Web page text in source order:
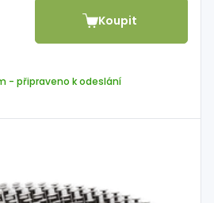
Koupit
- připraveno k odeslání